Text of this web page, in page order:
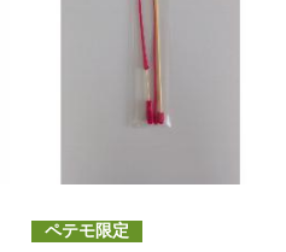
ペテモ限定